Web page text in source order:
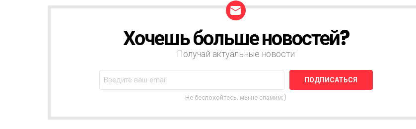
Я
Хочешь больше новостей?
Получай актуальные новости
Не беспокойтесь, мы не спамим;)